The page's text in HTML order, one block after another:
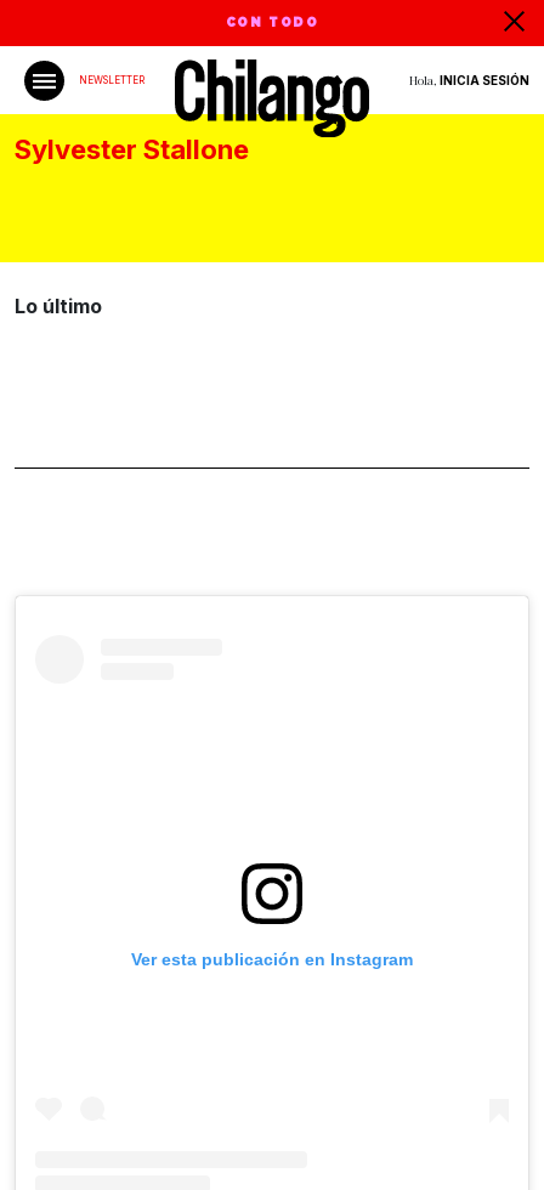
CON TODO
NEWSLETTER Hola, INICIA SESIÓN
Sylvester Stallone
Lo último
Ver esta publicación en Instagram